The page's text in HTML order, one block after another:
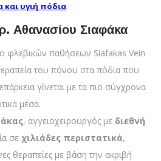
υγιή πόδια
Αθανασίου Σιαφάκα
φλεβικών παθήσεων Siafakas Vein
του πόνου στα πόδια που
γίνεται με τα πιο σύγχρονα
μέσα.
, αγγειοχειρουργός με διεθνή
σε χιλιάδες περιστατικά,
θεραπείες με βάση την ακριβή